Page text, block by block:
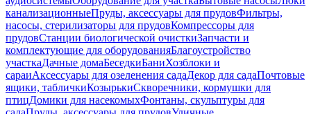
канализационныеПруды, аксессуары для прудовФильтры,
насосы, стерилизаторы для прудовКомпрессоры для
прудовСтанции биологической очисткиЗапчасти и
комплектующие для оборудованияБлагоустройство
участкаДачные домаБеседкиБаниХозблоки и
сараиАксессуары для озеленения садаДекор для садаПочтовые
ящики, табличкиКозырькиСкворечники, кормушки для
птицДомики для насекомыхФонтаны, скульптуры для